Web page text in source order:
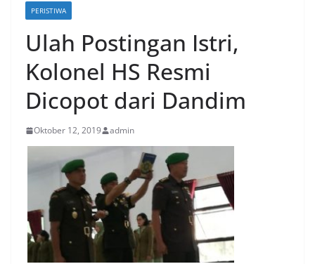
PERISTIWA
Ulah Postingan Istri,
Kolonel HS Resmi
Dicopot dari Dandim
Oktober 12, 2019 admin